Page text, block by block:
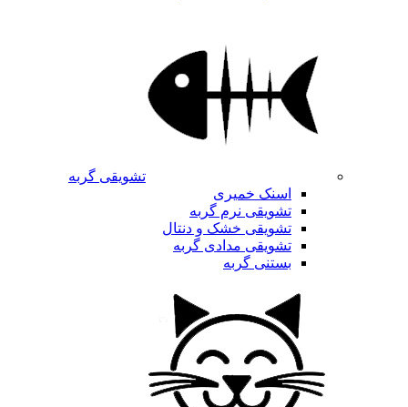
تشویقی گربه
اسنک خمیری
تشویقی نرم گربه
تشویقی خشک و دنتال
تشویقی مدادی گربه
بستنی گربه